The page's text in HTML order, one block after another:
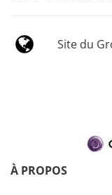
Site du
À PROPOS